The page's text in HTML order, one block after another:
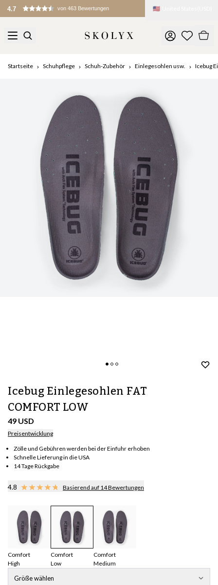
4.7 von 463 Bewertungen 🇺🇸
Startseite Schuhpflege Schuh-Zubehör Einlegesohlen usw. Icebug
Icebug Einlegesohlen FAT
COMFORT LOW
49 USD
Preisentwicklung
Zölle und Gebühren werden bei der Einfuhr erhoben
Schnelle Lieferung in die USA
14 Tage Rückgabe
4.8 Basierend auf 14 Bewertungen
Comfort
High
Comfort
Low
Comfort
Medium
Größe wählen